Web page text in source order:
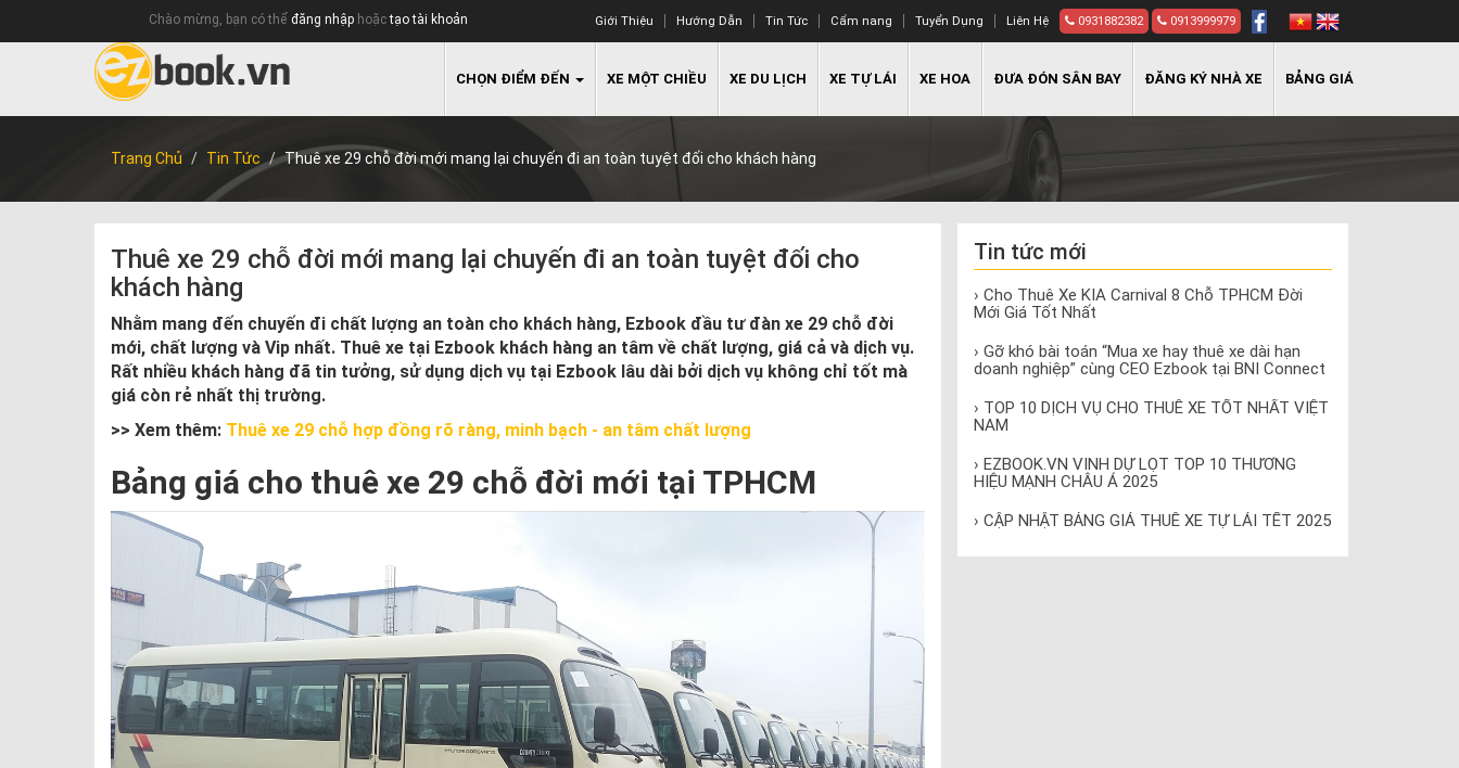
Chào mừng, bạn có thể đăng nhập hoặctạo tài khoản Giới Thiệu Hướng Dẫn Tin Tức Cẩm nang Tuyển Dụng Liên Hệ 0931882382 0913999979
CHỌN ĐIỂM ĐẾN XE MỘT CHIỀU XE DU LỊCH XE TỰ LÁI XE HOA ĐƯA ĐÓN SÂN BAY ĐĂNG KÝ NHÀ XE BẢNG GIÁ
Trang Chủ Tin Tức Thuê xe 29 chỗ đời mới mang lại chuyến đi an toàn tuyệt đối cho khách hàng
Thuê xe 29 chỗ đời mới mang lại chuyến đi an toàn tuyệt đối cho
khách hàng
Nhằm mang đến chuyến đi chất lượng an toàn cho khách hàng, Ezbook đầu tư đàn xe 29 chỗ đời
mới, chất lượng và Vip nhất. Thuê xe tại Ezbook khách hàng an tâm về chất lượng, giá cả và dịch vụ.
Rất nhiều khách hàng đã tin tưởng, sử dụng dịch vụ tại Ezbook lâu dài bởi dịch vụ không chỉ tốt mà
giá còn rẻ nhất thị trường.
>> Xem thêm: Thuê xe 29 chỗ hợp đồng rõ ràng, minh bạch - an tâm chất lượng
Bảng giá cho thuê xe 29 chỗ đời mới tại TPHCM
Tin tức mới
› Cho Thuê Xe KIA Carnival 8 Chỗ TPHCM Đời
Mới Giá Tốt Nhất
› Gỡ khó bài toán “Mua xe hay thuê xe dài hạn
doanh nghiệp” cùng CEO Ezbook tại BNI Connect
› TOP 10 DỊCH VỤ CHO THUÊ XE TỐT NHẤT VIỆT
NAM
› EZBOOK.VN VINH DỰ LỌT TOP 10 THƯƠNG
HIỆU MẠNH CHÂU Á 2025
› CẬP NHẬT BẢNG GIÁ THUÊ XE TỰ LÁI TẾT 2025